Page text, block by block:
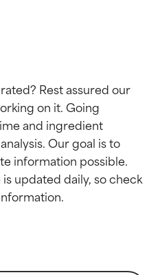
Rest assured our
on it. Going
and ingredient
Our goal is to
information possible.
updated daily, so check
van
door
van
door